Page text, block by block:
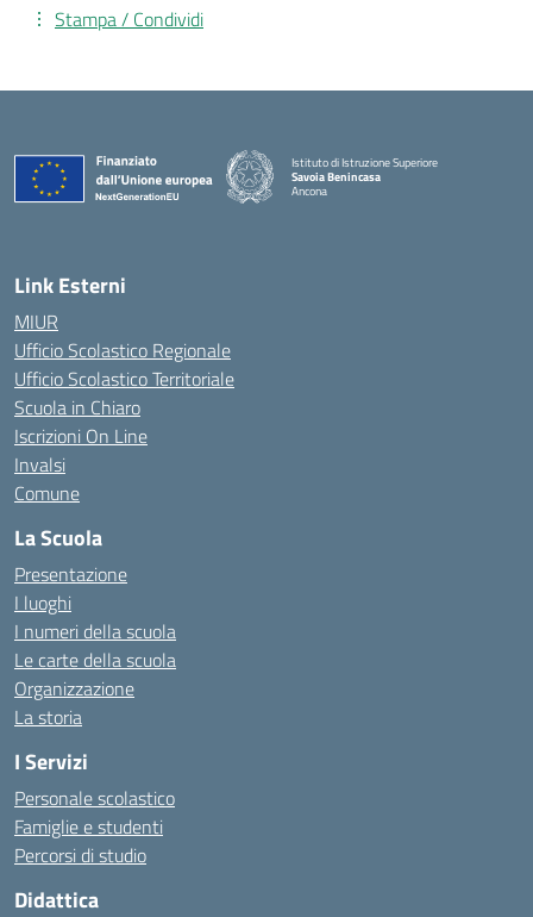
Stampa / Condividi
Istituto di Istruzione Superiore
Savoia Benincasa
Ancona
Link Esterni
MIUR
Ufficio Scolastico Regionale
Ufficio Scolastico Territoriale
Scuola in Chiaro
Iscrizioni On Line
Invalsi
Comune
La Scuola
Presentazione
I luoghi
I numeri della scuola
Le carte della scuola
Organizzazione
La storia
I Servizi
Personale scolastico
Famiglie e studenti
Percorsi di studio
Didattica